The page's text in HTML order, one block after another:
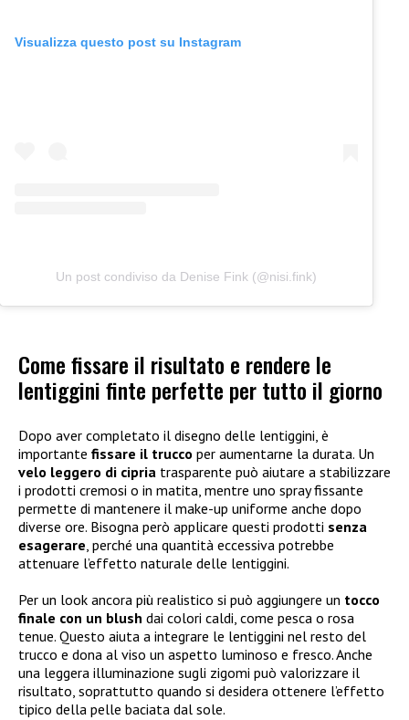
Visualizza questo post su Instagram
Un post condiviso da Denise Fink (@nisi.fink)
Come fissare il risultato e rendere le
lentiggini finte perfette per tutto il giorno
Dopo aver completato il disegno delle lentiggini, è
importante fissare il trucco per aumentarne la durata. Un
velo leggero di cipria trasparente può aiutare a stabilizzare
i prodotti cremosi o in matita, mentre uno spray fissante
permette di mantenere il make-up uniforme anche dopo
diverse ore. Bisogna però applicare questi prodotti senza
esagerare, perché una quantità eccessiva potrebbe
attenuare l’effetto naturale delle lentiggini.
Per un look ancora più realistico si può aggiungere un tocco
finale con un blush dai colori caldi, come pesca o rosa
tenue. Questo aiuta a integrare le lentiggini nel resto del
trucco e dona al viso un aspetto luminoso e fresco. Anche
una leggera illuminazione sugli zigomi può valorizzare il
risultato, soprattutto quando si desidera ottenere l’effetto
tipico della pelle baciata dal sole.